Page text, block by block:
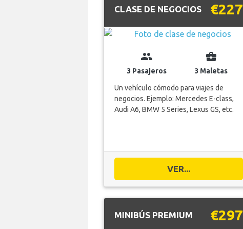
CLASE DE NEGOCIOS €227
group
3 Pasajeros
business_center
3 Maletas
Un vehículo cómodo para viajes de
negocios. Ejemplo: Mercedes E-class,
Audi A6, BMW 5 Series, Lexus GS, etc.
VER...
MINIBÚS PREMIUM €297